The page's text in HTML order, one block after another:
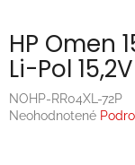
HP Omen
Li-Pol
NOHP-RR04XL-72P
Priemerné
Neohodnotené